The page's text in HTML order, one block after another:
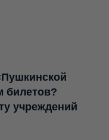
билетов?
учреждений